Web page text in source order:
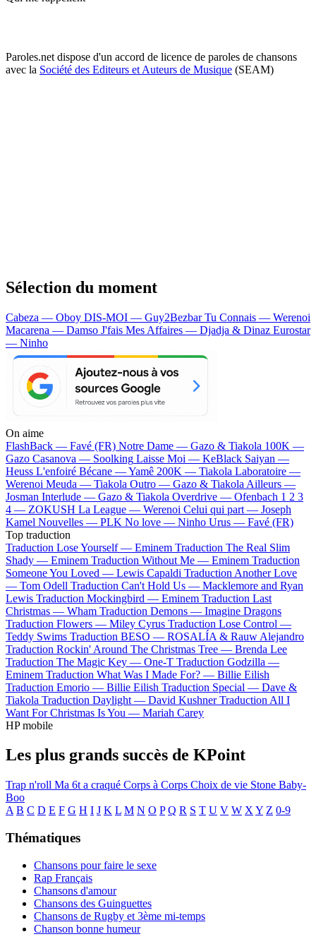
Paroles.net dispose d'un accord de licence de paroles de chansons
avec la Société des Editeurs et Auteurs de Musique (SEAM)
Sélection du moment
Cabeza — Oboy DIS-MOI — Guy2BezbarTu Connais — Werenoi
Macarena — Damso J'fais Mes Affaires — Djadja & Dinaz Eurostar
— Ninho
On aime
FlashBack — Favé (FR) Notre Dame — Gazo & Tiakola 100K —
Gazo Casanova — Soolking Laisse Moi — KeBlack Saiyan —
Heuss L'enfoiré Bécane —Yamê 200K — Tiakola Laboratoire —
Werenoi Meuda — Tiakola Outro — Gazo & Tiakola Ailleurs —
Josman Interlude — Gazo & Tiakola Overdrive — Ofenbach 1 2 3
4 — ZOKUSH La League — Werenoi Celui qui part — Joseph
Kamel Nouvelles — PLK No love — Ninho Urus — Favé (FR)
Top traduction
Traduction Lose Yourself — Eminem Traduction The Real Slim
Shady — Eminem Traduction Without Me — Eminem Traduction
Someone You Loved — Lewis Capaldi Traduction Another Love
— Tom Odell Traduction Can't Hold Us — Macklemore and Ryan
Lewis Traduction Mockingbird — Eminem Traduction Last
Christmas — Wham Traduction Demons — Imagine Dragons
Traduction Flowers — Miley Cyrus Traduction Lose Control —
Teddy Swims Traduction BESO — ROSALÍA & Rauw Alejandro
Traduction Rockin' Around The Christmas Tree — Brenda Lee
Traduction The Magic Key — One-T Traduction Godzilla —
Eminem Traduction What Was I Made For? — Billie Eilish
Traduction Emorio — Billie Eilish Traduction Special — Dave &
Tiakola Traduction Daylight — David Kushner Traduction All I
Want For Christmas Is You — Mariah Carey
HP mobile
Les plus grands succès de KPoint
Trap n'roll Ma 6t a craqué Corps à Corps Choix de vie Stone Baby-
Boo
A B C D E F G H I J K L M N O P Q R S T U V W X Y Z 0-9
Thématiques
Chansons pour faire le sexe
Rap Français
Chansons d'amour
Chansons des Guinguettes
Chansons de Rugby et 3ème mi-temps
Chanson bonne humeur